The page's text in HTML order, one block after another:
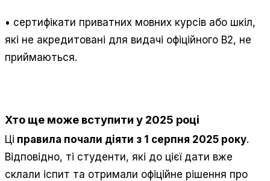
• сертифікати приватних мовних курсів або шкіл,
які не акредитовані для видачі офіційного B2, не
приймаються.
Хто ще може вступити у 2025 році
Ці правила почали діяти з 1 серпня 2025 року.
Відповідно, ті студенти, які до цієї дати вже
склали іспит та отримали офіційне рішення про